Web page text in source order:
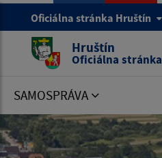
Oficiálna stránka Hruštín
Hruštín
Oficiálna stránka
SAMOSPRÁVA